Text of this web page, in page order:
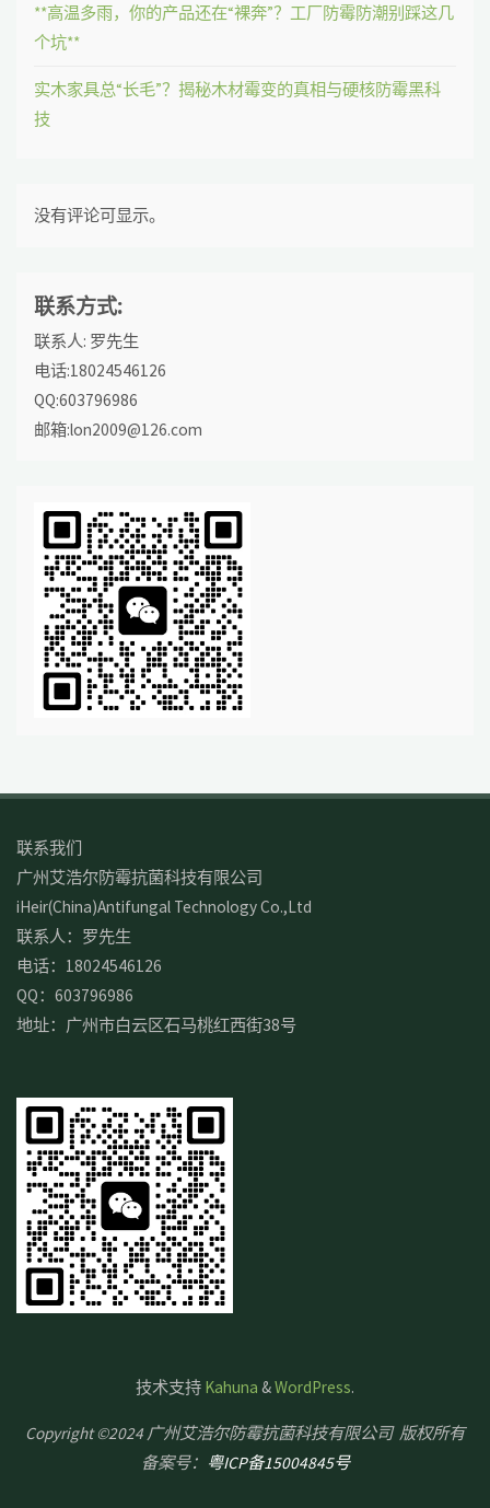
**高温多雨，你的产品还在“裸奔”？工厂防霉防潮别踩这几
个坑**
实木家具总“长毛”？揭秘木材霉变的真相与硬核防霉黑科
技
没有评论可显示。
联系方式:
联系人: 罗先生
电话:18024546126
QQ:603796986
邮箱:lon2009@126.com
联系我们
广州艾浩尔防霉抗菌科技有限公司
iHeir(China)Antifungal Technology Co.,Ltd
联系人：罗先生
电话：18024546126
QQ：603796986
地址：广州市白云区石马桃红西街38号
技术支持 Kahuna &WordPress.
Copyright ©2024 广州艾浩尔防霉抗菌科技有限公司 版权所有
备案号： 粤ICP备15004845号